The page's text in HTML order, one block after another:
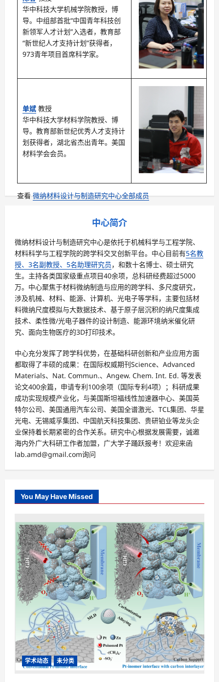
华中科技大学机械学院教授，博
导。中组部首批“中国青年科技创
新领军人才计划”入选者，教育部
“新世纪人才支持计划”获得者，
973青年项目首席科学家。
单斌 教授
华中科技大学材料学院教授、博
导。教育部新世纪优秀人才支持计
划获得者，湖北省杰出青年。美国
材料学会会员。
查看微纳材料设计与制造研究中心全部成员
中心简介
微纳材料设计与制造研究中心是依托于机械科学与工程学院、
材料科学与工程学院的跨学科交叉创新平台。中心目前有5名教
授、3名副教授、5名助理研究员 ，和数十名博士、硕士研究
生。主持各类国家级重点项目40余项，总科研经费超过5000
万。中心聚焦于材料微纳制造与应用的跨学科、多尺度研究，
涉及机械、材料、能源、计算机、光电子等学科，主要包括材
料微纳尺度模拟与大数据技术、基于原子层沉积的纳尺度集成
技术、柔性微/光电子器件的设计制造、能源环境纳米催化研
究、面向生物医疗的3D打印技术。
中心充分发挥了跨学科优势，在基础科研创新和产业应用方面
都取得了丰硕的成果：在国际权威期刊Science、Advanced
Materials、Nat. Commun.、Angew. Chem. Int. Ed. 等发表
论文400余篇，申请专利100余项（国际专利4项）；科研成果
成功实现规模产业化，与美国斯坦福线性加速器中心、美国英
特尔公司、美国通用汽车公司、美国全谱激光、TCL集团、华星
光电、无锡威孚集团、中国航天科技集团、贵研铂业等龙头企
业保持着长期紧密的合作关系。研究中心根据发展需要，诚邀
海内外广大科研工作者加盟，广大学子踊跃报考！欢迎来函
lab.amd@gmail.com询问
You May Have Missed
学术动态 未分类